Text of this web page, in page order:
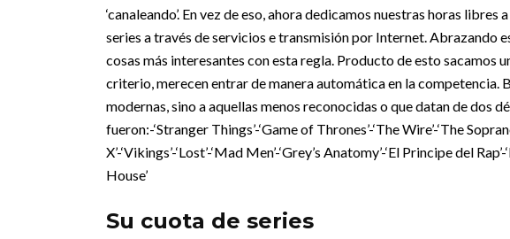
‘canaleando’. En vez de eso, ahora dedicamos nuestras horas
series a través de servicios e transmisión por Internet. Abrazando
cosas más interesantes con esta regla. Producto de esto sacamos
criterio, merecen entrar de manera automática en la competencia.
modernas, sino a aquellas menos reconocidas o que datan de dos
fueron:-‘Stranger Things’-‘Game of Thrones’-‘The Wire’-‘The
X’-‘Vikings’-‘Lost’-‘Mad Men’-‘Grey’s Anatomy’-‘El Principe del Rap’-
House’
Su cuota de series